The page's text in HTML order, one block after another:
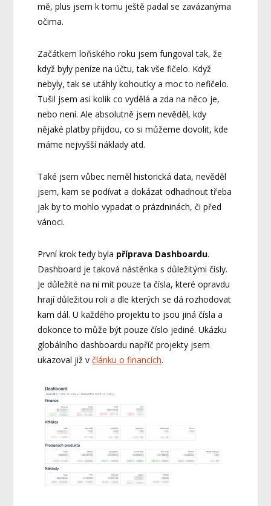
mě, plus jsem k tomu ještě padal se zavázanýma
očima.
Začátkem loňského roku jsem fungoval tak, že
když byly peníze na účtu, tak vše fičelo. Když
nebyly, tak se utáhly kohoutky a moc to nefičelo.
Tušil jsem asi kolik co vydělá a zda na něco je,
nebo není. Ale absolutně jsem nevěděl, kdy
nějaké platby přijdou, co si můžeme dovolit, kde
máme nejvyšší náklady atd.
Také jsem vůbec neměl historická data, nevěděl
jsem, kam se podívat a dokázat odhadnout třeba
jak by to mohlo vypadat o prázdninách, či před
vánoci.
První krok tedy byla příprava Dashboardu.
Dashboard je taková nástěnka s důležitými čísly.
Je důležité na ni mít pouze ta čísla, které opravdu
hrají důležitou roli a dle kterých se dá rozhodovat
kam dál. U každého projektu to jsou jiná čísla a
dokonce to může být pouze číslo jediné. Ukázku
globálního dashboardu napříč projekty jsem
ukazoval již včlánku o financích.